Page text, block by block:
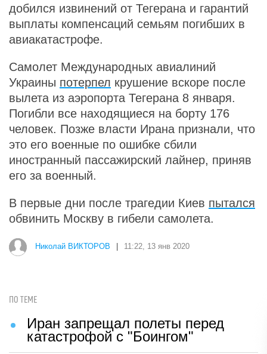
добился извинений от Тегерана и гарантий
выплаты компенсаций семьям погибших в
авиакатастрофе.
Самолет Международных авиалиний
Украины потерпел крушение вскоре после
вылета из аэропорта Тегерана 8 января.
Погибли все находящиеся на борту 176
человек. Позже власти Ирана признали, что
это его военные по ошибке сбили
иностранный пассажирский лайнер, приняв
его за военный.
В первые дни после трагедии Киев пытался
обвинить Москву в гибели самолета.
Николай ВИКТОРОВ 11:22, 13 янв 2020
ПО ТЕМЕ
Иран запрещал полеты перед
катастрофой с "Боингом"